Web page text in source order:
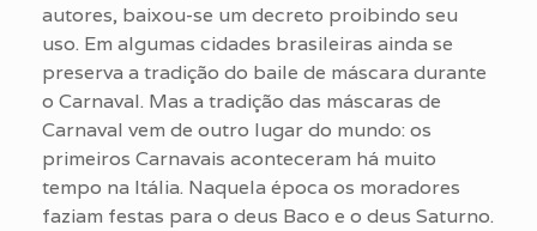
autores, baixou-se um decreto proibindo seu
uso. Em algumas cidades brasileiras ainda se
preserva a tradição do baile de máscara durante
o Carnaval. Mas a tradição das máscaras de
Carnaval vem de outro lugar do mundo: os
primeiros Carnavais aconteceram há muito
tempo na Itália. Naquela época os moradores
faziam festas para o deus Baco e o deus Saturno.